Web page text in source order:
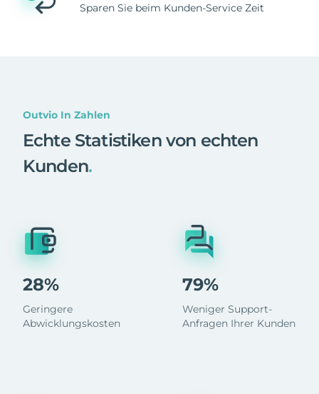
Sparen Sie beim Kunden-Service Zeit
Outvio In Zahlen
Echte Statistiken von echten
Kunden.
28%
Geringere
Abwicklungskosten
79%
Weniger Support-
Anfragen Ihrer Kunden